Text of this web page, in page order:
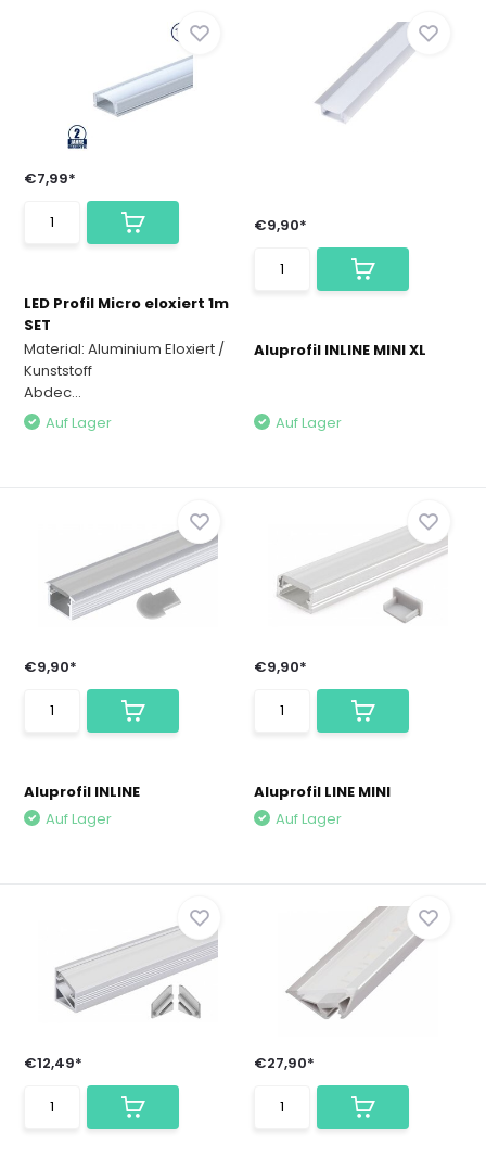
€7,99*
LED Profil Micro eloxiert 1m
SET
Material: Aluminium Eloxiert /
Kunststoff
Abdec...
Auf Lager
€9,90*
Aluprofil INLINE MINI XL
Auf Lager
€9,90*
Aluprofil INLINE
Auf Lager
€9,90*
Aluprofil LINE MINI
Auf Lager
€12,49* €27,90*